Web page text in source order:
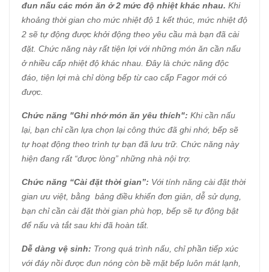
đun nấu các món ăn ở 2 mức độ nhiệt khác nhau. Khi
khoảng thời gian cho mức nhiệt độ 1 kết thúc, mức nhiệt độ
2 sẽ tự động được khởi động theo yêu cầu mà bạn đã cài
đặt. Chức năng này rất tiện lợi với những món ăn cần nấu
ở nhiều cấp nhiệt độ khác nhau. Đây là chức năng độc
đáo, tiện lợi mà chỉ dòng bếp từ cao cấp Fagor mới có
được.
Chức năng "Ghi nhớ món ăn yêu thích": Khi cần nấu
lại, bạn chỉ cần lựa chọn lại công thức đã ghi nhớ, bếp sẽ
tự hoạt động theo trình tự bạn đã lưu trữ. Chức năng này
hiện đang rất “được lòng” những nhà nội trợ.
Chức năng “Cài đặt thời gian”: Với tính năng cài đặt thời
gian ưu việt, bằng bảng điều khiển đơn giản, dễ sử dụng,
bạn chỉ cần cài đặt thời gian phù hợp, bếp sẽ tự động bật
để nấu và tắt sau khi đã hoàn tất.
Dễ dàng vệ sinh: Trong quá trình nấu, chỉ phần tiếp xúc
với đáy nồi được đun nóng còn bề mặt bếp luôn mát lạnh,